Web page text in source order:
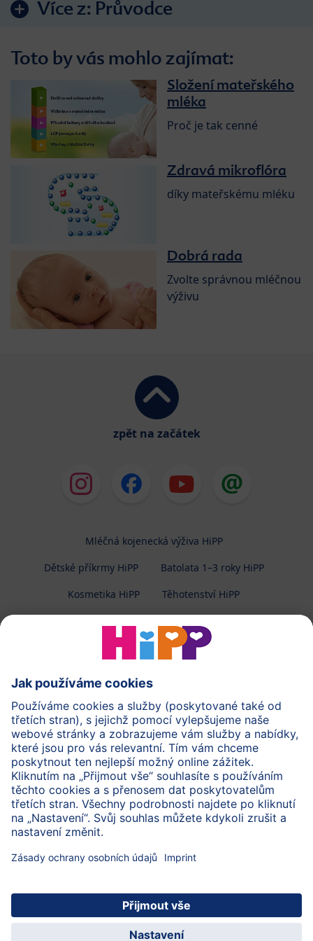
Více z: Průvodce
Toto by vás mohlo zajímat:
Složení mateřského
mléka
Proč je tak cenné
Zdravá mikroflóra
díky mateřskému mléku
Dobrá rada
Zvolte správnou mléčnou
výživu
zpět na začátek
Mléčná kojenecká výživa HiPP
Dětské příkrmy HiPP
Batolata 1–3 roky HiPP
Kosmetika HiPP
Těhotenství HiPP
Ochrana osobních údajů
Zpracování osobních údajů (BabyClub)
Zpracování osobních údajů (Fotosoutěž)
Cookies a pravidla užívání webové stránky
Pravidla soutěže (Fotosoutěž)
Všeobecné podmínky
Práva Imprint
© 2026 HiPP